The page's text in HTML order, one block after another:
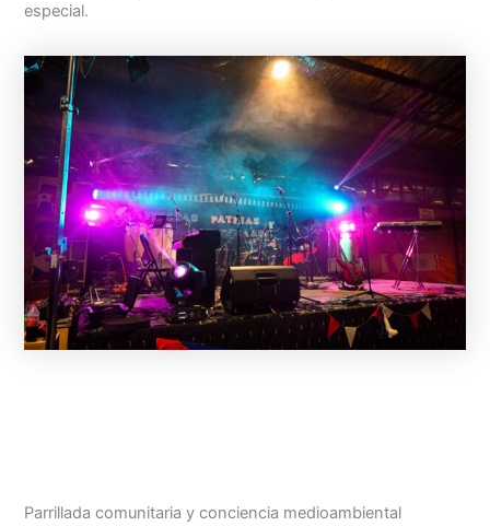
especial.
Parrillada comunitaria y conciencia medioambiental